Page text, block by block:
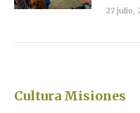
27 julio,
Cultura Misiones